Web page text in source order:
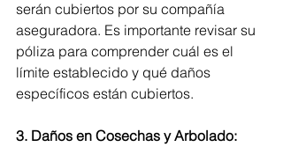
serán cubiertos por su compañía
aseguradora. Es importante revisar su
póliza para comprender cuál es el
límite establecido y qué daños
específicos están cubiertos.
3. Daños en Cosechas y Arbolado: